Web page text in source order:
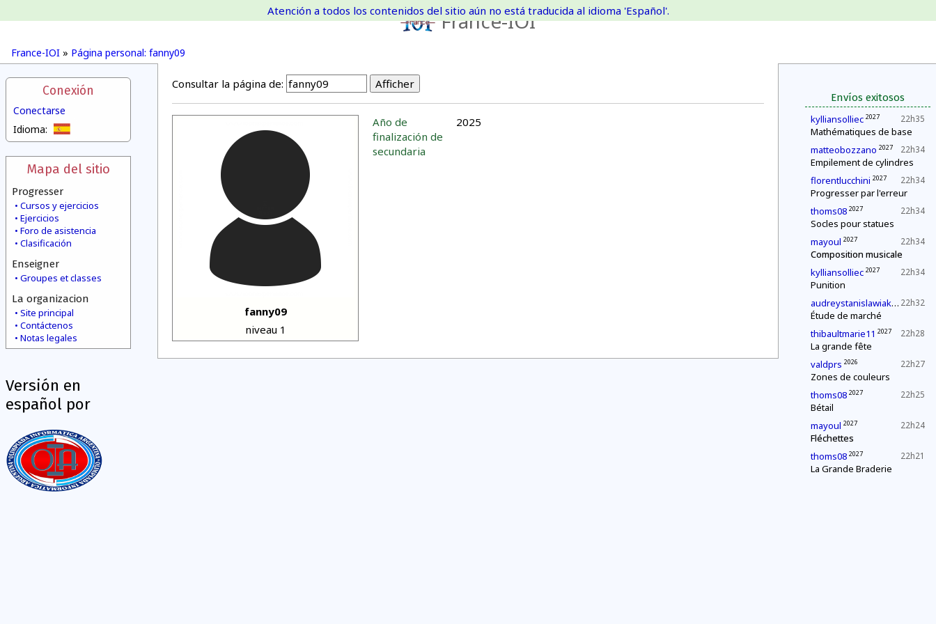
France-IOI
France-IOI » Página personal: fanny09
Atención a todos los contenidos del sitio aún no está traducida al idioma 'Español'.
Conexión
Conectarse
Idioma:
Mapa del sitio
Progresser
Cursos y ejercicios
Ejercicios
Foro de asistencia
Clasificación
Enseigner
Groupes et classes
La organizacion
Site principal
Contáctenos
Notas legales
Versión en
español por
Envíos exitosos
22h35
kylliansolliec 2027
Mathématiques de base
22h34
matteobozzano 2027
Empilement de cylindres
22h34
florentlucchini 2027
Progresser par l'erreur
22h34
thoms08 2027
Socles pour statues
22h34
mayoul 2027
Composition musicale
22h34
kylliansolliec 2027
Punition
22h32
audreystanislawiak2027
Étude de marché
22h28
thibaultmarie11 2027
La grande fête
22h27
valdprs 2026
Zones de couleurs
22h25
thoms08 2027
Bétail
22h24
mayoul 2027
Fléchettes
22h21
thoms08 2027
La Grande Braderie
Consultar la página de:
fanny09
niveau 1
Año de
finalización de
secundaria
2025